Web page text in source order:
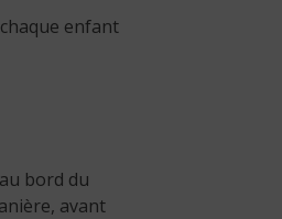
enfant
bord du
avant